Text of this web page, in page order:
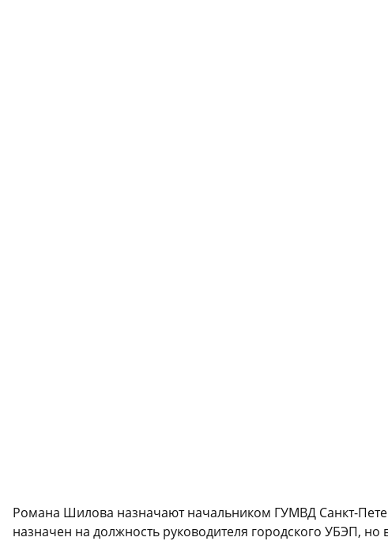
Романа Шилова назначают начальником ГУМВД Санкт-
назначен на должность руководителя городского УБЭП,